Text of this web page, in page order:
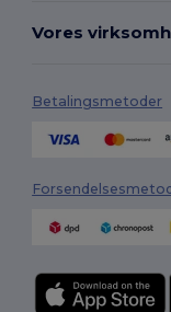
Vores
Betalingsmetoder